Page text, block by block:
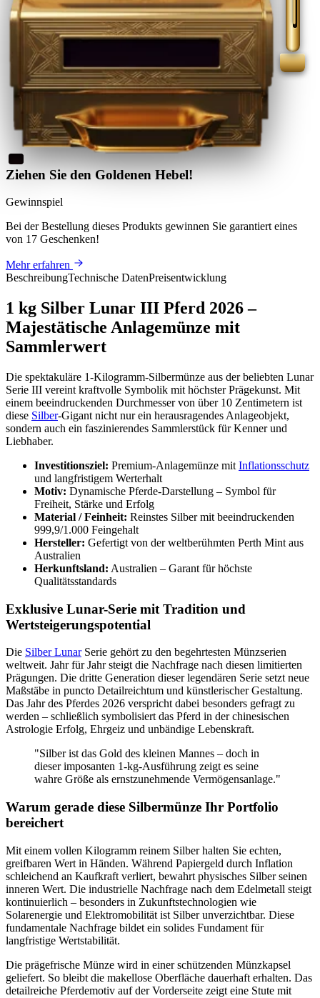
Ziehen Sie den Goldenen Hebel!
Gewinnspiel
Bei der Bestellung dieses Produkts gewinnen Sie garantiert eines
von 17 Geschenken!
Mehr erfahren
BeschreibungTechnische DatenPreisentwicklung
1 kg Silber Lunar III Pferd 2026 –
Majestätische Anlagemünze mit
Sammlerwert
Die spektakuläre 1-Kilogramm-Silbermünze aus der beliebten Lunar
Serie III vereint kraftvolle Symbolik mit höchster Prägekunst. Mit
einem beeindruckenden Durchmesser von über 10 Zentimetern ist
diese Silber-Gigant nicht nur ein herausragendes Anlageobjekt,
sondern auch ein faszinierendes Sammlerstück für Kenner und
Liebhaber.
Investitionsziel: Premium-Anlagemünze mit Inflationsschutz
und langfristigem Werterhalt
Motiv: Dynamische Pferde-Darstellung – Symbol für
Freiheit, Stärke und Erfolg
Material / Feinheit: Reinstes Silber mit beeindruckenden
999,9/1.000 Feingehalt
Hersteller: Gefertigt von der weltberühmten Perth Mint aus
Australien
Herkunftsland: Australien – Garant für höchste
Qualitätsstandards
Exklusive Lunar-Serie mit Tradition und
Wertsteigerungspotential
Die Silber LunarSerie gehört zu den begehrtesten Münzserien
weltweit. Jahr für Jahr steigt die Nachfrage nach diesen limitierten
Prägungen. Die dritte Generation dieser legendären Serie setzt neue
Maßstäbe in puncto Detailreichtum und künstlerischer Gestaltung.
Das Jahr des Pferdes 2026 verspricht dabei besonders gefragt zu
werden – schließlich symbolisiert das Pferd in der chinesischen
Astrologie Erfolg, Ehrgeiz und unbändige Lebenskraft.
"Silber ist das Gold des kleinen Mannes – doch in
dieser imposanten 1-kg-Ausführung zeigt es seine
wahre Größe als ernstzunehmende Vermögensanlage."
Warum gerade diese Silbermünze Ihr Portfolio
bereichert
Mit einem vollen Kilogramm reinem Silber halten Sie echten,
greifbaren Wert in Händen. Während Papiergeld durch Inflation
schleichend an Kaufkraft verliert, bewahrt physisches Silber seinen
inneren Wert. Die industrielle Nachfrage nach dem Edelmetall steigt
kontinuierlich – besonders in Zukunftstechnologien wie
Solarenergie und Elektromobilität ist Silber unverzichtbar. Diese
fundamentale Nachfrage bildet ein solides Fundament für
langfristige Wertstabilität.
Die prägefrische Münze wird in einer schützenden Münzkapsel
geliefert. So bleibt die makellose Oberfläche dauerhaft erhalten. Das
detailreiche Pferdemotiv auf der Vorderseite zeigt eine Stute mit